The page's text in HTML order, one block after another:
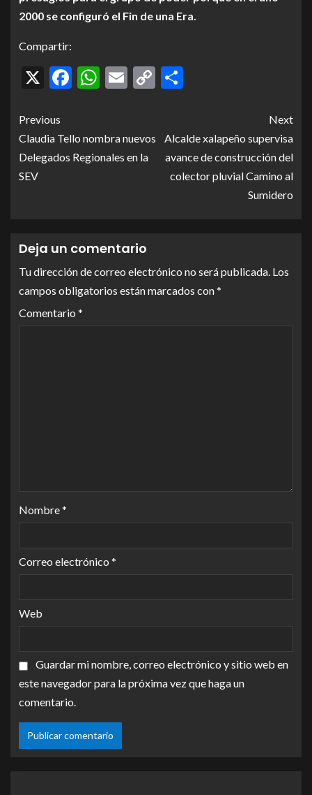
2000 se configuró el Fin de una Era.
Compartir:
X Facebook
WhatsApp
Email
Copy
Previous
Claudia Tello nombra nuevos
Delegados Regionales en la
SEV
Next
Alcalde xalapeño supervisa
avance de construcción del
colector pluvial Camino al
Sumidero
Deja un comentario
Tu dirección de correo electrónico no será publicada. Los
campos obligatorios están marcados con*
Comentario *
Nombre*
Correo electrónico *
Web
Guardar mi nombre, correo electrónico y sitio web en
este navegador para la próxima vez que haga un
comentario.